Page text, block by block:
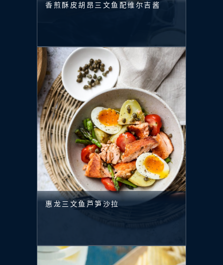
香煎酥皮胡昂三文鱼配维尔吉酱
惠龙三文鱼芦笋沙拉